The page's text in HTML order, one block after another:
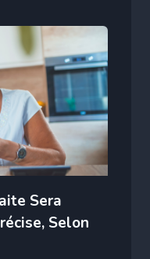
Sera
Selon